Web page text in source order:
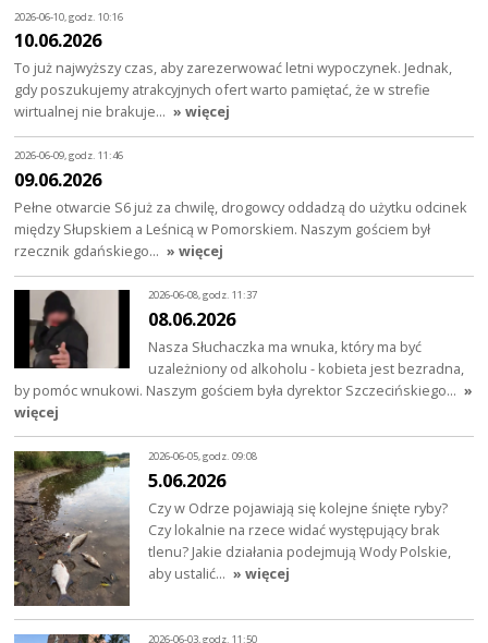
2026-06-10, godz. 10:16
10.06.2026
To już najwyższy czas, aby zarezerwować letni wypoczynek. Jednak,
gdy poszukujemy atrakcyjnych ofert warto pamiętać, że w strefie
wirtualnej nie brakuje… » więcej
2026-06-09, godz. 11:46
09.06.2026
Pełne otwarcie S6 już za chwilę, drogowcy oddadzą do użytku odcinek
między Słupskiem a Leśnicą w Pomorskiem. Naszym gościem był
rzecznik gdańskiego… » więcej
2026-06-08, godz. 11:37
08.06.2026
Nasza Słuchaczka ma wnuka, który ma być
uzależniony od alkoholu - kobieta jest bezradna,
by pomóc wnukowi. Naszym gościem była dyrektor Szczecińskiego… »
więcej
2026-06-05, godz. 09:08
5.06.2026
Czy w Odrze pojawiają się kolejne śnięte ryby?
Czy lokalnie na rzece widać występujący brak
tlenu? Jakie działania podejmują Wody Polskie,
aby ustalić… » więcej
2026-06-03, godz. 11:50